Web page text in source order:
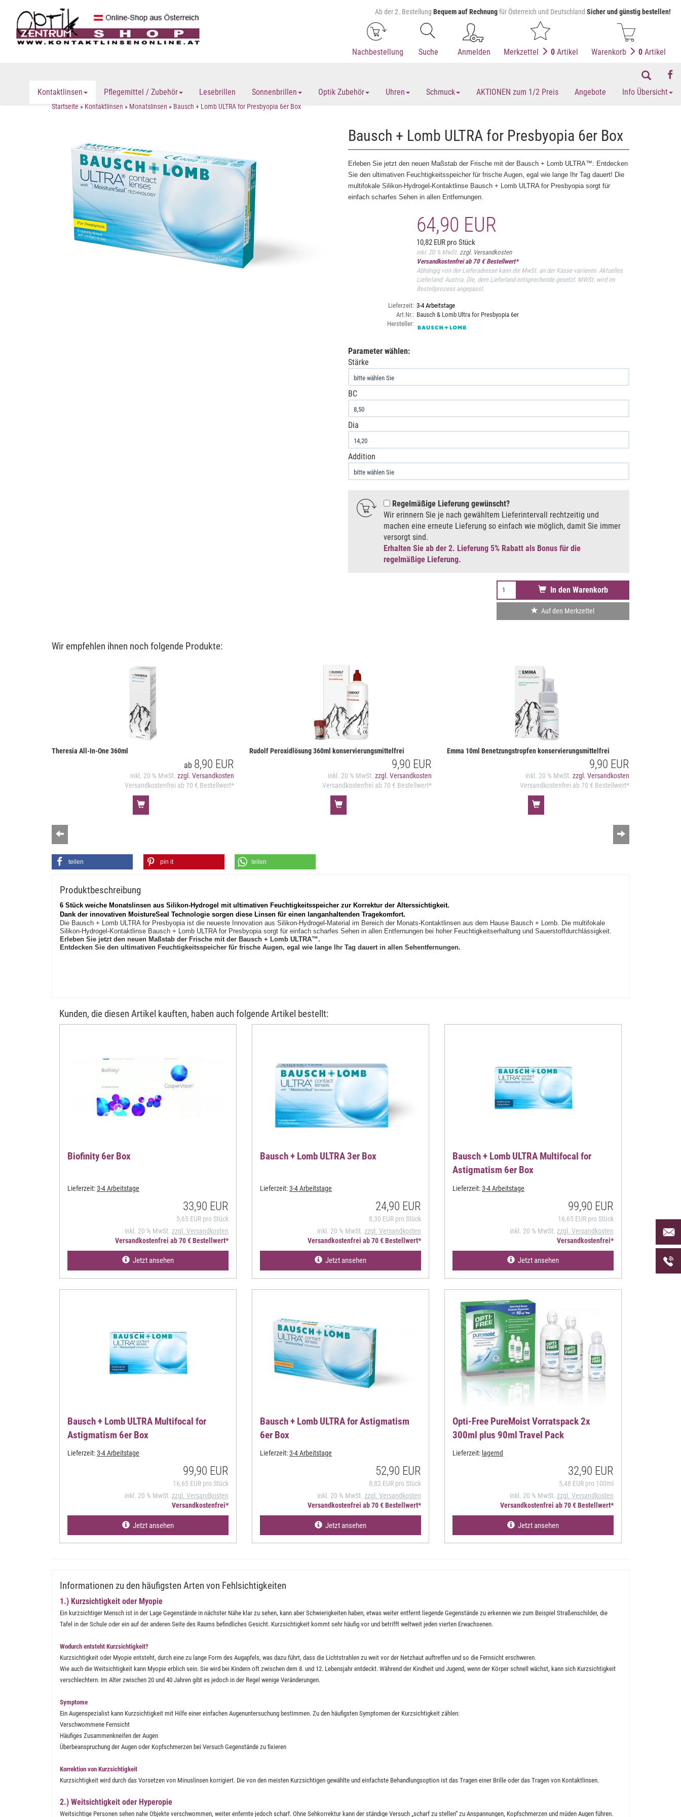
Ab der 2. Bestellung Bequem auf Rechnungfür Österreich und Deutschland Sicher und günstig bestellen!
Nachbestellung Suche Anmelden Merkzettel 0 Artikel Warenkorb 0 Artikel
Kontaktlinsen Pflegemittel / Zubehör Lesebrillen Sonnenbrillen Optik Zubehör Uhren Schmuck AKTIONEN zum 1/2 Preis Angebote Info Übersicht
Startseite»Kontaktlinsen»Monatslinsen»Bausch + Lomb ULTRA for Presbyopia 6er Box
Bausch + Lomb ULTRA for Presbyopia 6er Box
Erleben Sie jetzt den neuen Maßstab der Frische mit der Bausch + Lomb ULTRA™: Entdecken
Sie den ultimativen Feuchtigkeitsspeicher für frische Augen, egal wie lange Ihr Tag dauert! Die
multifokale Silikon-Hydrogel-Kontaktlinse Bausch + Lomb ULTRA for Presbyopia sorgt für
einfach scharfes Sehen in allen Entfernungen.
64,90 EUR
10,82 EUR pro Stück
inkl. 20 % MwSt. zzgl. Versandkosten
Versandkostenfrei ab 70 € Bestellwert*
Abhängig von der Lieferadresse kann die MwSt. an der Kasse variieren. Aktuelles
Lieferland: Austria. Die, dem Lieferland entsprechende gesetzl. MWSt. wird im
Bestellprozess angepasst.
Lieferzeit: 3-4 Arbeitstage
Art.Nr.: Bausch & Lomb Ultra for Presbyopia 6er
Hersteller:
Parameter wählen:
Stärke
BC
Dia
Addition
Regelmäßige Lieferung gewünscht
Wir erinnern Sie je nach gewähltem Lieferintervall rechtzeitig und
machen eine erneute Lieferung so einfach wie möglich, damit Sie immer
versorgt sind.
Erhalten Sie ab der 2. Lieferung 5% Rabatt als Bonus für die
regelmäßige Lieferung.
In den Warenkorb
Auf den Merkzettel
Wir empfehlen ihnen noch folgende Produkte:
Theresia All-In-One 360ml
ab 8,90 EUR
inkl. 20 % MwSt. zzgl. Versandkosten
Versandkostenfrei ab 70 € Bestellwert*
Rudolf Peroxidlösung 360ml konservierungsmittelfrei
9,90 EUR
inkl. 20 % MwSt. zzgl. Versandkosten
Versandkostenfrei ab 70 € Bestellwert*
Emma 10ml Benetzungstropfen konservierungsmittelfrei
9,90 EUR
inkl. 20 % MwSt. zzgl. Versandkosten
Versandkostenfrei ab 70 € Bestellwert*
Zurück Weiter
teilen pin it teilen
Produktbeschreibung
6 Stück weiche Monatslinsen aus Silikon-Hydrogel mit ultimativen Feuchtigkeitsspeicher zur Korrektur der Alterssichtigkeit.
Dank der innovativen MoistureSeal Technologie sorgen diese Linsen für einen langanhaltenden Tragekomfort.
Die Bausch + Lomb ULTRA for Presbyopia ist die neueste Innovation aus Silikon-Hydrogel-Material im Bereich der Monats-Kontaktlinsen aus dem Hause Bausch + Lomb. Die multifokale
Silikon-Hydrogel-Kontaktlinse Bausch + Lomb ULTRA for Presbyopia sorgt für einfach scharfes Sehen in allen Entfernungen bei hoher Feuchtigkeitserhaltung und Sauerstoffdurchlässigkeit.
Erleben Sie jetzt den neuen Maßstab der Frische mit der Bausch + Lomb ULTRA™.
Entdecken Sie den ultimativen Feuchtigkeitsspeicher für frische Augen, egal wie lange Ihr Tag dauert in allen Sehentfernungen.
Kunden, die diesen Artikel kauften, haben auch folgende Artikel bestellt:
Biofinity 6er Box
Lieferzeit:3-4 Arbeitstage
33,90 EUR
5,65 EUR pro Stück
inkl. 20 % MwSt. zzgl. Versandkosten
Versandkostenfrei ab 70 € Bestellwert*
Jetzt ansehen
Bausch + Lomb ULTRA 3er Box
Lieferzeit:3-4 Arbeitstage
24,90 EUR
8,30 EUR pro Stück
inkl. 20 % MwSt. zzgl. Versandkosten
Versandkostenfrei ab 70 € Bestellwert*
Jetzt ansehen
Bausch + Lomb ULTRA Multifocal for
Astigmatism 6er Box
Lieferzeit:3-4 Arbeitstage
99,90 EUR
16,65 EUR pro Stück
inkl. 20 % MwSt. zzgl. Versandkosten
Versandkostenfrei*
Jetzt ansehen
Bausch + Lomb ULTRA Multifocal for
Astigmatism 6er Box
Lieferzeit:3-4 Arbeitstage
99,90 EUR
16,65 EUR pro Stück
inkl. 20 % MwSt. zzgl. Versandkosten
Versandkostenfrei*
Jetzt ansehen
Bausch + Lomb ULTRA for Astigmatism
6er Box
Lieferzeit:3-4 Arbeitstage
52,90 EUR
8,82 EUR pro Stück
inkl. 20 % MwSt. zzgl. Versandkosten
Versandkostenfrei ab 70 € Bestellwert*
Jetzt ansehen
Opti-Free PureMoist Vorratspack 2x
300ml plus 90ml Travel Pack
Lieferzeit: lagernd
32,90 EUR
5,48 EUR pro 100ml
inkl. 20 % MwSt. zzgl. Versandkosten
Versandkostenfrei ab 70 € Bestellwert*
Jetzt ansehen
Informationen zu den häufigsten Arten von Fehlsichtigkeiten
1.) Kurzsichtigkeit oder Myopie
Ein kurzsichtiger Mensch ist in der Lage Gegenstände in nächster Nähe klar zu sehen, kann aber Schwierigkeiten haben, etwas weiter entfernt liegende Gegenstände zu erkennen wie zum Beispiel Straßenschilder, die
Tafel in der Schule oder ein auf der anderen Seite des Raums befindliches Gesicht. Kurzsichtigkeit kommt sehr häufig vor und betrifft weltweit jeden vierten Erwachsenen.
Wodurch entsteht Kurzsichtigkeit?
Kurzsichtigkeit oder Myopie entsteht, durch eine zu lange Form des Augapfels, was dazu führt, dass die Lichtstrahlen zu weit vor der Netzhaut auftreffen und so die Fernsicht erschweren.
Wie auch die Weitsichtigkeit kann Myopie erblich sein. Sie wird bei Kindern oft zwischen dem 8. und 12. Lebensjahr entdeckt. Während der Kindheit und Jugend, wenn der Körper schnell wächst, kann sich Kurzsichtigkeit
verschlechtern. Im Alter zwischen 20 und 40 Jahren gibt es jedoch in der Regel wenige Veränderungen.
Symptome
Ein Augenspezialist kann Kurzsichtigkeit mit Hilfe einer einfachen Augenuntersuchung bestimmen. Zu den häufigsten Symptomen der Kurzsichtigkeit zählen:
Verschwommene Fernsicht
Häufiges Zusammenkneifen der Augen
Überbeanspruchung der Augen oder Kopfschmerzen bei Versuch Gegenstände zu fixieren
Korrektion von Kurzsichtigkeit
Kurzsichtigkeit wird durch das Vorsetzen von Minuslinsen korrigiert. Die von den meisten Kurzsichtigen gewählte und einfachste Behandlungsoption ist das Tragen einer Brille oder das Tragen von Kontaktlinsen.
2.) Weitsichtigkeit oder Hyperopie
Weitsichtige Personen sehen nahe Objekte verschwommen, weiter enfernte jedoch scharf. Ohne Sehkorrektur kann der ständige Versuch „scharf zu stellen“ zu Anspannungen, Kopfschmerzen und müden Augen führen.
Per
uns
uns